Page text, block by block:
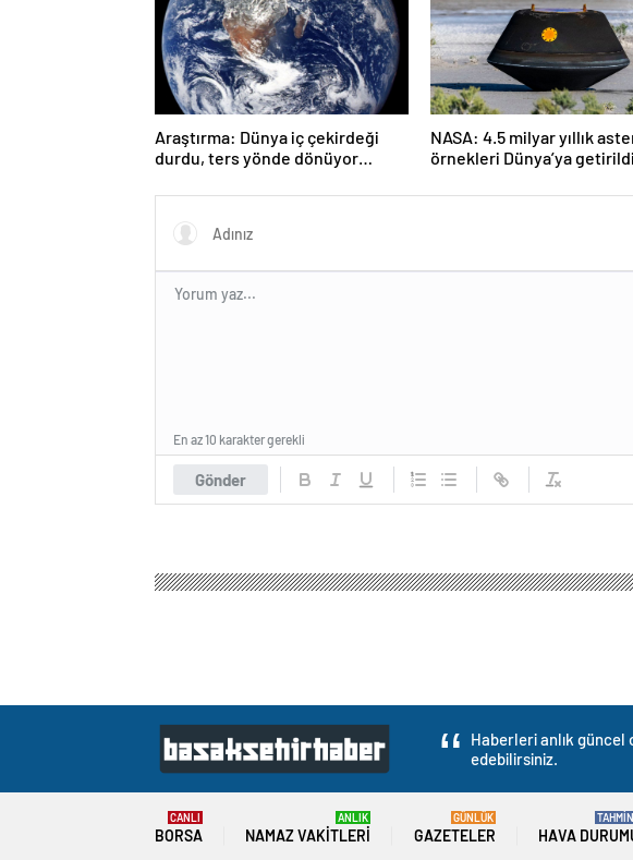
Araştırma: Dünya iç çekirdeği
durdu, ters yönde dönüyor
NASA: 4.5 milyar yıllık
örnekleri Dünya’ya
tutabilir
Gönder
En az 10 karakter gerekli
Haberleri anlık
edebilirsiniz.
BORSA
CANLI
NAMAZ VAKITLERI
ANLIK
GAZETELER
GÜNLÜK
HAVA